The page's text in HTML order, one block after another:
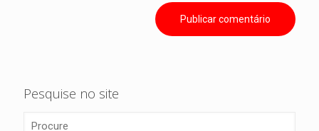
Pesquise no site